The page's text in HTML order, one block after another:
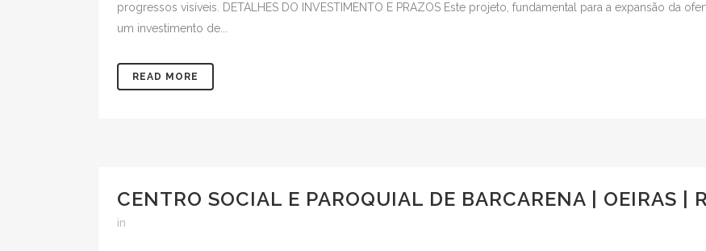
progressos visíveis. DETALHES DO INVESTIMENTO E PRAZOS Este projeto, fundamental para a expansão da
um investimento de...
READ MORE
CENTRO SOCIAL E PAROQUIAL DE BARCARENA | OEIRAS |
in